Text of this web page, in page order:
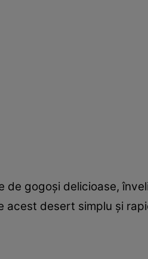
de gogoşi delicioase,
acest desert simplu şi